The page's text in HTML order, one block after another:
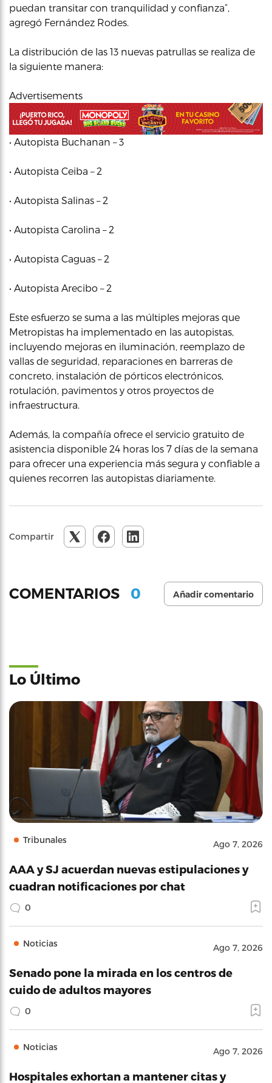
puedan transitar con tranquilidad y confianza”,
agregó Fernández Rodes.
La distribución de las 13 nuevas patrullas se realiza de
la siguiente manera:
Advertisements
• Autopista Buchanan – 3
• Autopista Ceiba – 2
• Autopista Salinas – 2
• Autopista Carolina – 2
• Autopista Caguas – 2
• Autopista Arecibo – 2
Este esfuerzo se suma a las múltiples mejoras que
Metropistas ha implementado en las autopistas,
incluyendo mejoras en iluminación, reemplazo de
vallas de seguridad, reparaciones en barreras de
concreto, instalación de pórticos electrónicos,
rotulación, pavimentos y otros proyectos de
infraestructura.
Además, la compañía ofrece el servicio gratuito de
asistencia disponible 24 horas los 7 días de la semana
para ofrecer una experiencia más segura y confiable a
quienes recorren las autopistas diariamente.
Compartir
COMENTARIOS 0 Añadir comentario
Lo Último
Tribunales Ago 7, 2026
AAA y SJ acuerdan nuevas estipulaciones y
cuadran notificaciones por chat
0
Noticias Ago 7, 2026
Senado pone la mirada en los centros de
cuido de adultos mayores
0
Noticias Ago 7, 2026
Hospitales exhortan a mantener citas y